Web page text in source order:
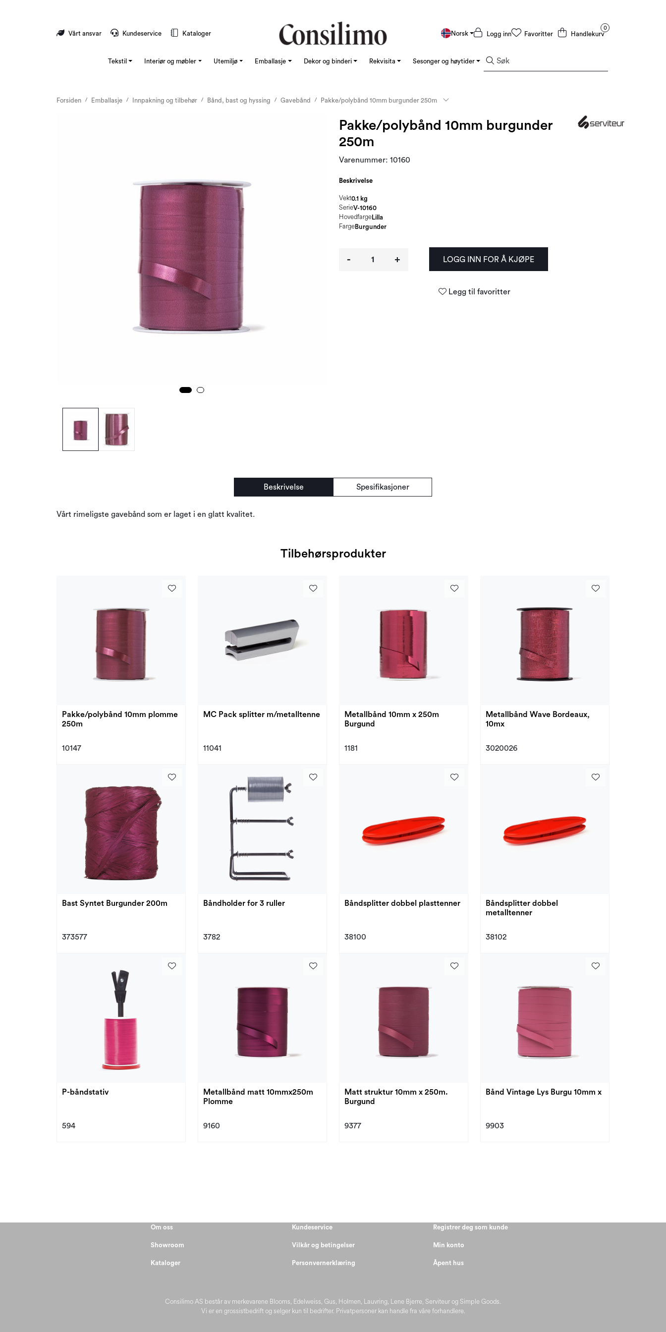
Vårt ansvar Kundeservice Kataloger Norsk Logg inn Favoritter
0
Handlekurv
Tekstil Interiør og møbler Utemiljø Emballasje Dekor og binderi Rekvisita Sesonger og høytider Kampanjer og Outlet
Forsiden Emballasje Innpakning og tilbehør Bånd, bast og hyssing Gavebånd Pakke/polybånd 10mm burgunder 250m
Pakke/polybånd 10mm burgunder
250m
Varenummer: 10160
Beskrivelse
Vekt0.1 kg
SerieV-10160
HovedfargeLilla
FargeBurgunder
- + LOGG INN FOR Å KJØPE
Legg til favoritter
Beskrivelse Spesifikasjoner
Vårt rimeligste gavebånd som er laget i en glatt kvalitet.
Tilbehørsprodukter
Pakke/polybånd 10mm plomme
250m
10147
MC Pack splitter m/metalltenne
11041
Metallbånd 10mm x 250m
Burgund
1181
Metallbånd Wave Bordeaux,
10mx
3020026
Bast Syntet Burgunder 200m
373577
Båndholder for 3 ruller
3782
Båndsplitter dobbel plasttenner
38100
Båndsplitter dobbel
metalltenner
38102
P-båndstativ
594
Metallbånd matt 10mmx250m
Plomme
9160
Matt struktur 10mm x 250m.
Burgund
9377
Bånd Vintage Lys Burgu 10mm x
9903
Consilimo AS består av merkevarene Blooms, Edelweiss, Gus, Holmen, Lauvring, Lene Bjerre, Serviteur og Simple Goods.
Vi er en grossistbedrift og selger kun til bedrifter. Privatpersoner kan handle fra våre forhandlere.
Om oss
Showroom
Kataloger
Kundeservice
Vilkår og betingelser
Personvernerklæring
Registrer deg som kunde
Min konto
Åpent hus